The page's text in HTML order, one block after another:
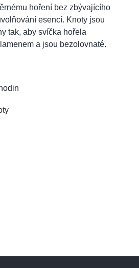
hoření bez zbývajícího
esencí. Knoty jsou
tak, aby svíčka hořela
a jsou bezolovnaté.